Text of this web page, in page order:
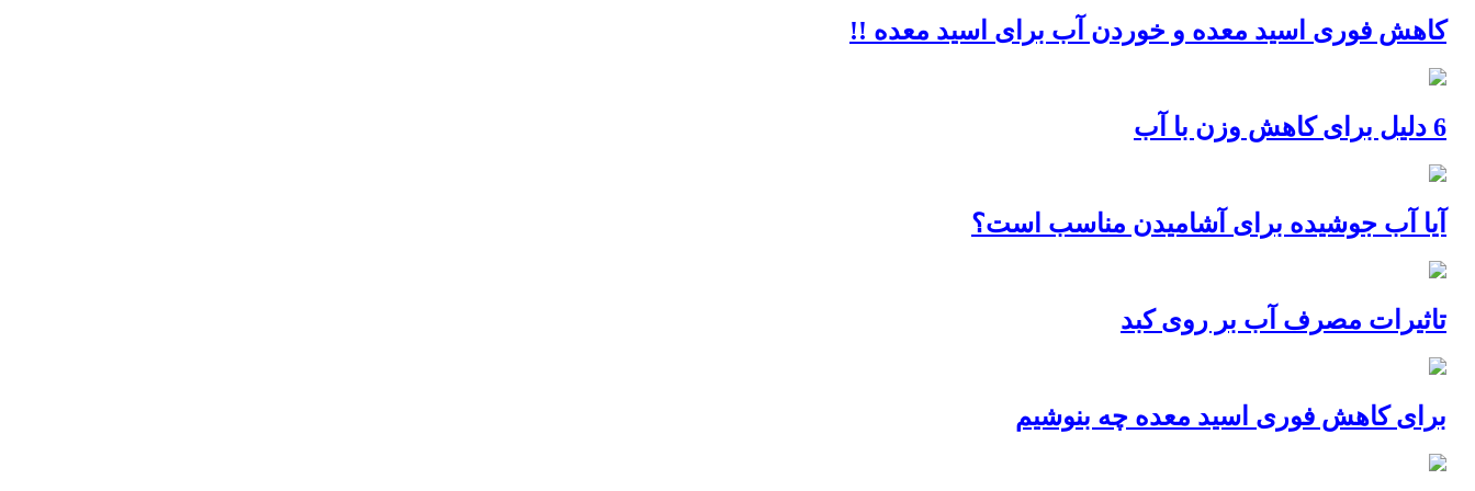
کاهش فوری اسید معده و خوردن آب برای اسید معده !!
6 دلیل برای کاهش وزن با آب
آیا آب جوشیده برای آشامیدن مناسب است؟
تاثیرات مصرف آب بر روی کبد
برای کاهش فوری اسید معده چه بنوشیم